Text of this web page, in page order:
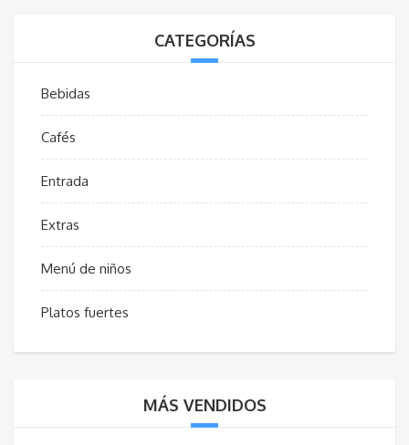
CATEGORÍAS
Bebidas
Cafés
Entrada
Extras
Menú de niños
Platos fuertes
MÁS VENDIDOS